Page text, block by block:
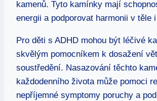
kamenů. Tyto kamínky mají
energii a podporovat harmonii v těle
Pro děti s ADHD mohou být léčivé
skvělým pomocníkem k dosažení
soustředění. Nasazování těchto
každodenního života může pomoci
nepříjemné symptomy poruchy a